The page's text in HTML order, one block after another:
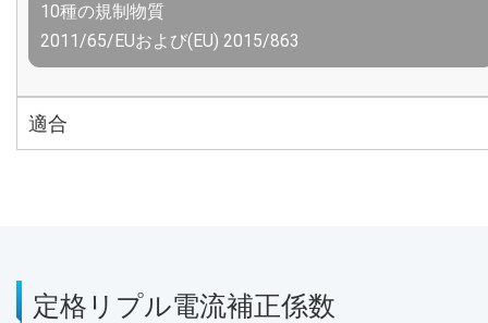
10種の規制物質
2011/65/EUおよび(EU) 2015/863
適合
定格リプル電流補正係数